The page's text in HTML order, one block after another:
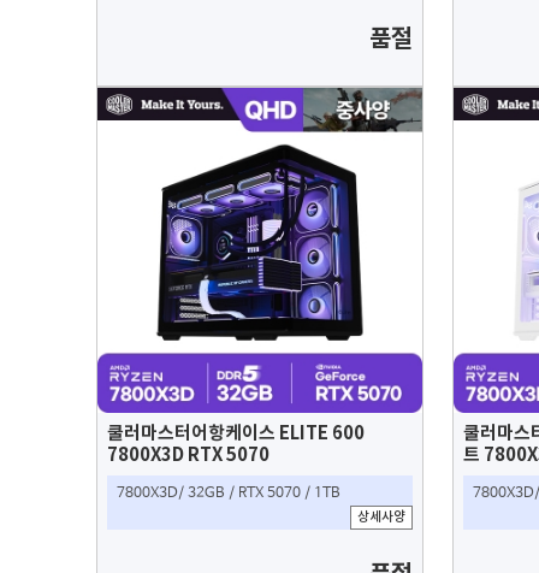
품절
쿨러마스터어항케이스 ELITE 600
7800X3D RTX 5070
7800X3D/ 32GB / RTX 5070 / 1TB
상세사양
쿨러마스
트